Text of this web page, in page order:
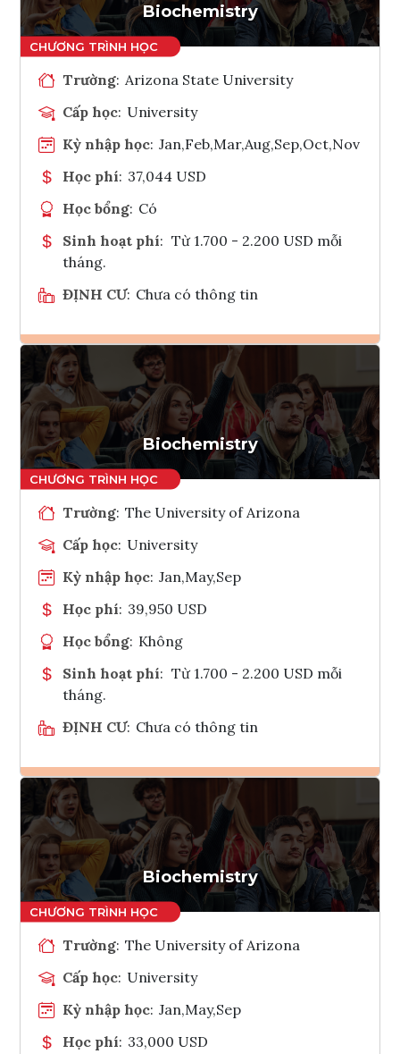
Biochemistry
Trường: Arizona State University
Cấp học: University
Kỳ nhập học: Jan,Feb,Mar,Aug,Sep,Oct,Nov
Học phí: 37,044 USD
Học bổng: Có
Sinh hoạt phí: Từ 1.700 - 2.200 USD mỗi
tháng.
ĐỊNH CƯ: Chưa có thông tin
Ghi danh
Tham vấn Interlink
Biochemistry
Trường: The University of Arizona
Cấp học: University
Kỳ nhập học: Jan,May,Sep
Học phí: 39,950 USD
Học bổng: Không
Sinh hoạt phí: Từ 1.700 - 2.200 USD mỗi
tháng.
ĐỊNH CƯ: Chưa có thông tin
Ghi danh
Tham vấn Interlink
Biochemistry
Trường: The University of Arizona
Cấp học: University
Kỳ nhập học: Jan,May,Sep
Học phí: 33,000 USD